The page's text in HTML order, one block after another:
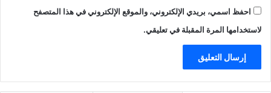
احفظ اسمي، بريدي الإلكتروني، والموقع الإلكتروني في هذا المتصفح
لاستخدامها المرة المقبلة في تعليقي.